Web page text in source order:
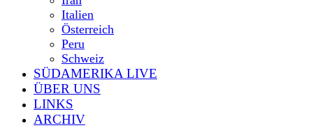
Italien
Österreich
Peru
Schweiz
SÜDAMERIKA LIVE
ÜBER UNS
LINKS
ARCHIV